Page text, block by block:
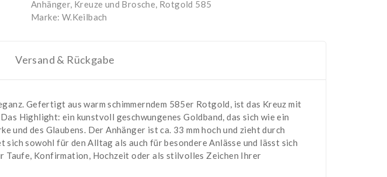
Anhänger, Kreuze und Brosche, Rotgold 585
Marke: W.Keilbach
Versand & Rückgabe
Gefertigt aus warm schimmerndem 585er Rotgold, ist das Kreuz mit
Highlight: ein kunstvoll geschwungenes Goldband, das sich wie ein
und des Glaubens. Der Anhänger ist ca. 33 mm hoch und zieht durch
sowohl für den Alltag als auch für besondere Anlässe und lässt sich
Taufe, Konfirmation, Hochzeit oder als stilvolles Zeichen Ihrer